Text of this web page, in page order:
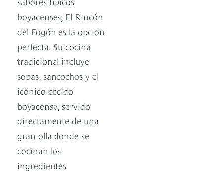
boyacenses, El Rincón
del Fogón es la opción
perfecta. Su cocina
tradicional incluye
sopas, sancochos y el
icónico cocido
boyacense, servido
directamente de una
gran olla donde se
cocinan los
ingredientes